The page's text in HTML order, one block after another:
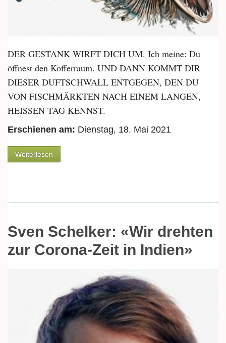
DER GESTANK WIRFT DICH UM. Ich meine: Du
öffnest den Kofferraum. UND DANN KOMMT DIR
DIESER DUFTSCHWALL ENTGEGEN, DEN DU
VON FISCHMÄRKTEN NACH EINEM LANGEN,
HEISSEN TAG KENNST.
Erschienen am: Dienstag, 18. Mai 2021
Weiterlesen
Sven Schelker: «Wir drehten
zur Corona-Zeit in Indien»